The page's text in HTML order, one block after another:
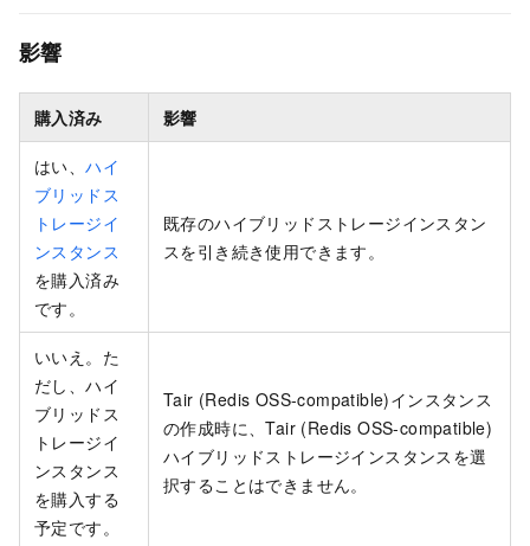
影響
購入済み 影響
はい、ハイ
ブリッドス
トレージイ
ンスタンス
を購入済み
です。
既存のハイブリッドストレージインスタン
スを引き続き使用できます。
いいえ。た
だし、ハイ
ブリッドス
トレージイ
ンスタンス
を購入する
予定です。
Tair (Redis OSS-compatible)インスタンス
の作成時に、Tair (Redis OSS-compatible)
ハイブリッドストレージインスタンスを選
択することはできません。